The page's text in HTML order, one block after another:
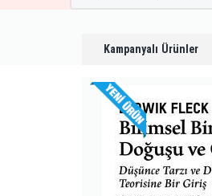
Kampanyalı Ürünler